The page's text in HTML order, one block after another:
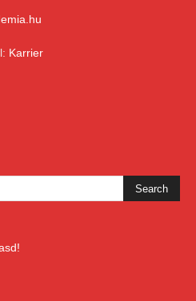
Karrier